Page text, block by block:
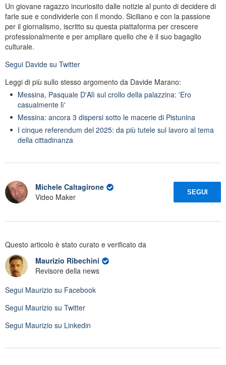
Un giovane ragazzo incuriosito dalle notizie al punto di decidere di
farle sue e condividerle con il mondo. Siciliano e con la passione
per il giornalismo, iscritto su questa piattaforma per crescere
professionalmente e per ampliare quello che è il suo bagaglio
culturale.
Segui Davide su Twitter
Leggi di più sullo stesso argomento da Davide Marano:
Messina, Pasquale D'Alì sul crollo della palazzina: 'Ero
casualmente lì'
Messina: ancora 3 dispersi sotto le macerie di Pistunina
I cinque referendum del 2025: da più tutele sul lavoro al tema
della cittadinanza
Michele Caltagirone
Video Maker
SEGUI
Questo articolo è stato curato e verificato da
Maurizio Ribechini
Revisore della news
Segui Maurizio su Facebook
Segui Maurizio su Twitter
Segui Maurizio su Linkedin